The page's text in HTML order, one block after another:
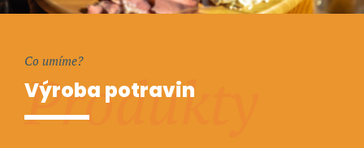
Produkty
Co umíme?
Výroba potravin